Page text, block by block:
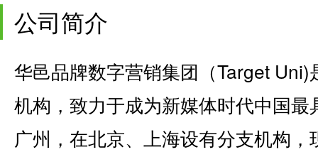
公司简介
华邑品牌数字营销集团（Target Uni)
机构，致力于成为新媒体时代中国
广州，在北京、上海设有分支机构